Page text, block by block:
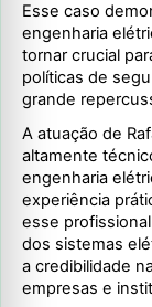
Esse caso
engenharia
tornar crucial
políticas de
grande
A atuação de
altamente
engenharia
experiência
esse
dos sistemas
a credibilidade
empresas e